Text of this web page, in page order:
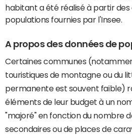
habitant a été réalisé à partir des
populations fournies par l'Insee.
A propos des données de
Certaines communes
touristiques de montagne ou du
permanente est souvent faible)
éléments de leur budget à un
"majoré" en fonction du nombre
secondaires ou de places de